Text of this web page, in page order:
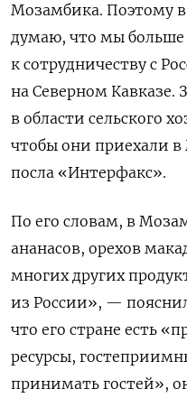
Мозамбика. Поэтому в
думаю, что мы больше
к сотрудничеству с
на Северном Кавказе.
в области сельского
чтобы они приехали
посла «Интерфакс».
По его словам, в
ананасов, орехов
многих других
из России», —
что его стране есть
ресурсы,
принимать гостей»,